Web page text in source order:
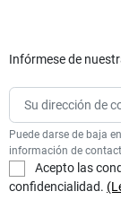
Infórmese de
Puede darse de baja
información de
Acepto las
confidencialidad.